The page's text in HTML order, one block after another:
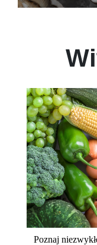
Poznaj